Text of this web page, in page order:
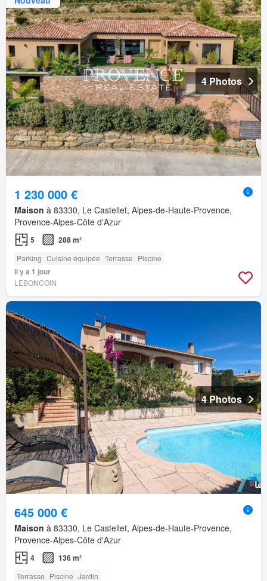
4 Photos
1 230 000 €
Maison à 83330, Le Castellet, Alpes-de-Haute-Provence,
Provence-Alpes-Côte d'Azur
5 288 m²
Parking Cuisine équipée Terrasse Piscine
Il y a 1 jour
LEBONCOIN
4 Photos
645 000 €
Maison à 83330, Le Castellet, Alpes-de-Haute-Provence,
Provence-Alpes-Côte d'Azur
4 136 m²
Terrasse Piscine Jardin